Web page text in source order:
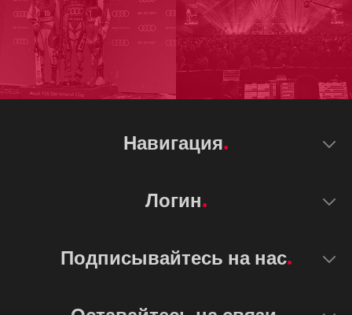
Навигация
Логин
Подписывайтесь на нас